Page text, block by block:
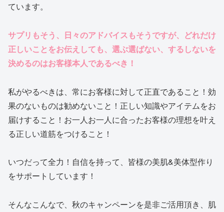
ています。
サプリもそう、日々のアドバイスもそうですが、どれだけ
正しいことをお伝えしても、選ぶ選ばない、するしないを
決めるのはお客様本人であるべき！
私がやるべきは、常にお客様に対して正直であること！効
果のないものは勧めないこと！正しい知識やアイテムをお
届けすること！お一人お一人に合ったお客様の理想を叶え
る正しい道筋をつけること！
いつだって全力！自信を持って、皆様の美肌&美体型作り
をサポートしています！
そんなこんなで、秋のキャンペーンを是非ご活用頂き、肌